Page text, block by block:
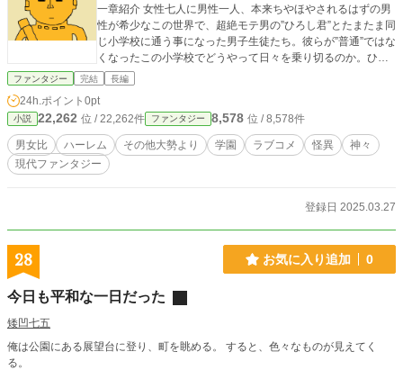
一章紹介 女性七人に男性一人、本来ちやほやされるはずの男
性が希少なこの世界で、超絶モテ男の”ひろし君”とたまたま同
じ小学校に通う事になった男子生徒たち。彼らが”普通”ではな
くなったこの小学校でどうやって日々を乗り切るのか。ひろ
し君の傍にいることは不幸なのか救いなのか。 前世の記憶の
の他大勢”による青春ストーリーである。 ＊コメディーです
ね。 第二章紹介 小学校衣を卒業し、ひろし君とは別の公立中
学校へ通う事になった主人公。しかし”ひろし君の影響”はその
手を離してはくれなかった。友人康太君と共に陰で暗躍する
我らが主人公、君の明日はどっちだ。 走る、飛ぶ、跳ねる、
て来るぞ、乞うご期待。 ＊あれ？いつも間にか現代ファンタ
章紹介 ひろし君の物語。ひろし君の過去が明らかに。 これま
で見えなかった彼の人物像が今明かされる。 ＊なんか凄い納
す。 第四章紹介 学園に入学、本格的に物語が動き出します。
が異能バトルを始めちゃいました。 神に妖怪に、大暴れで
ファンタジー 完結 長編
24h.ポイント 0pt
小説 22,262 位 / 22,262件 ファンタジー 8,578 位 / 8,578件
男女比 ハーレム その他大勢より 学園 ラブコメ 怪異
神々
現代ファンタジー
登録日 2025.03.27
28 お気に入り追加 0
今日も平和な一日だった
矮凹七五
俺は公園にある展望台に登り、町を眺める。 すると、色々なものが見えてく
る。